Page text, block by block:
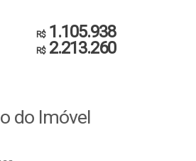
R$1.105.938
R$2.213.260
do Imóvel